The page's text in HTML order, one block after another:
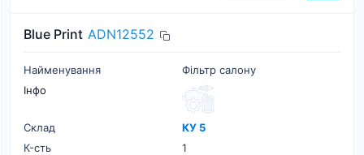
Blue Print ADN12552
Найменування
Фільтр салону
Інфо
Склад
КУ 5
К-cть
1